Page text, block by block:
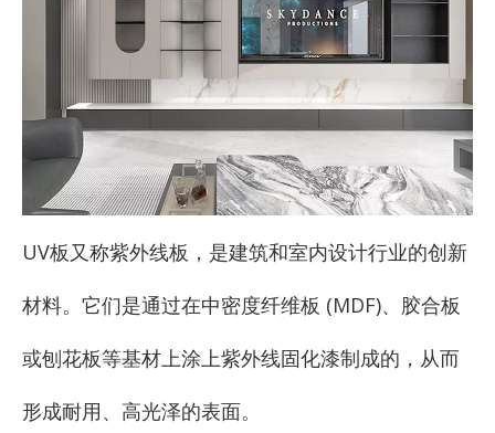
UV板又称紫外线板，是建筑和室内设计行业的创新
材料。它们是通过在中密度纤维板 (MDF)、胶合板
或刨花板等基材上涂上紫外线固化漆制成的，从而
形成耐用、高光泽的表面。